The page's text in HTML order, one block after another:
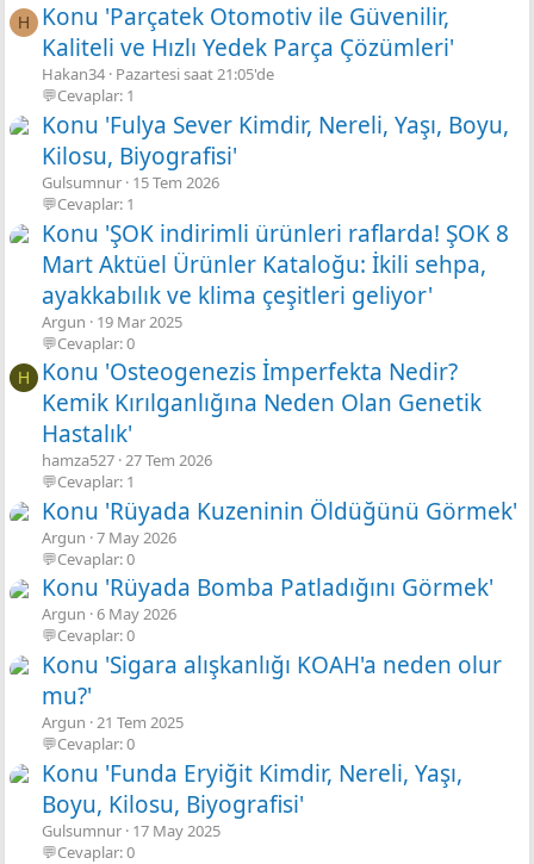
H
Konu 'Parçatek Otomotiv ile Güvenilir,
Kaliteli ve Hızlı Yedek Parça Çözümleri'
Hakan34 Pazartesi saat 21:05'de
💬Cevaplar: 1
Konu 'Fulya Sever Kimdir, Nereli, Yaşı, Boyu,
Kilosu, Biyografisi'
Gulsumnur 15 Tem 2026
💬Cevaplar: 1
Konu 'ŞOK indirimli ürünleri raflarda! ŞOK 8
Mart Aktüel Ürünler Kataloğu: İkili sehpa,
ayakkabılık ve klima çeşitleri geliyor'
Argun
19 Mar 2025
💬Cevaplar: 0
H
Konu 'Osteogenezis İmperfekta Nedir?
Kemik Kırılganlığına Neden Olan Genetik
Hastalık'
hamza527 27 Tem 2026
💬Cevaplar: 1
Konu 'Rüyada Kuzeninin Öldüğünü Görmek'
Argun 7 May 2026
💬Cevaplar: 0
Konu 'Rüyada Bomba Patladığını Görmek'
Argun 6 May 2026
💬Cevaplar: 0
Konu 'Sigara alışkanlığı KOAH'a neden olur
mu?'
Argun 21 Tem 2025
💬Cevaplar: 0
Konu 'Funda Eryiğit Kimdir, Nereli, Yaşı,
Boyu, Kilosu, Biyografisi'
Gulsumnur 17 May 2025
💬Cevaplar: 0